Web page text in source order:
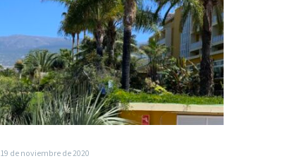
seguridad
COVID-
19
19 de noviembre de 2020